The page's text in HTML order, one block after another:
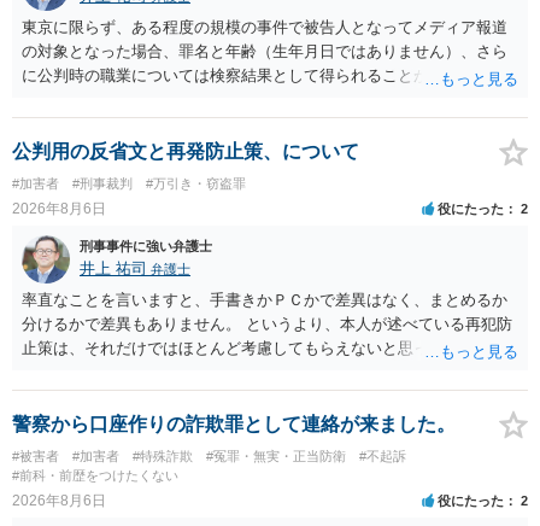
東京に限らず、ある程度の規模の事件で被告人となってメディア報道
の対象となった場合、罪名と年齢（生年月日ではありません）、さら
に公判時の職業については検察結果として得られることが通常です。
公判用の反省文と再発防止策、について
#加害者 #刑事裁判 #万引き・窃盗罪
2026年8月6日 役にたった 2
刑事事件に強い弁護士
井上 祐司 弁護士
率直なことを言いますと、手書きかＰＣかで差異はなく、まとめるか
分けるかで差異もありません。 というより、本人が述べている再犯防
止策は、それだけではほとんど考慮してもらえないと思った方が良い
やカウンセリング・治療の内容 ・利用している再犯防止策（例えば保
護観察所と連携した職業支援の内容や具体的な就労・監督状況） ・監
督者の証言 など、証拠で担保された客観性と実現可能性があるもので
なければあまり意味がありません。 もともと執行猶予が狙える事案で
あれば本人の反省の言葉だけで十分であり、実刑となるか微妙な事案
警察から口座作りの詐欺罪として連絡が来ました。
#被害者 #加害者 #特殊詐欺 #冤罪・無実・正当防衛
#不起訴
#前科・前歴をつけたくない
2026年8月6日 役にたった 2